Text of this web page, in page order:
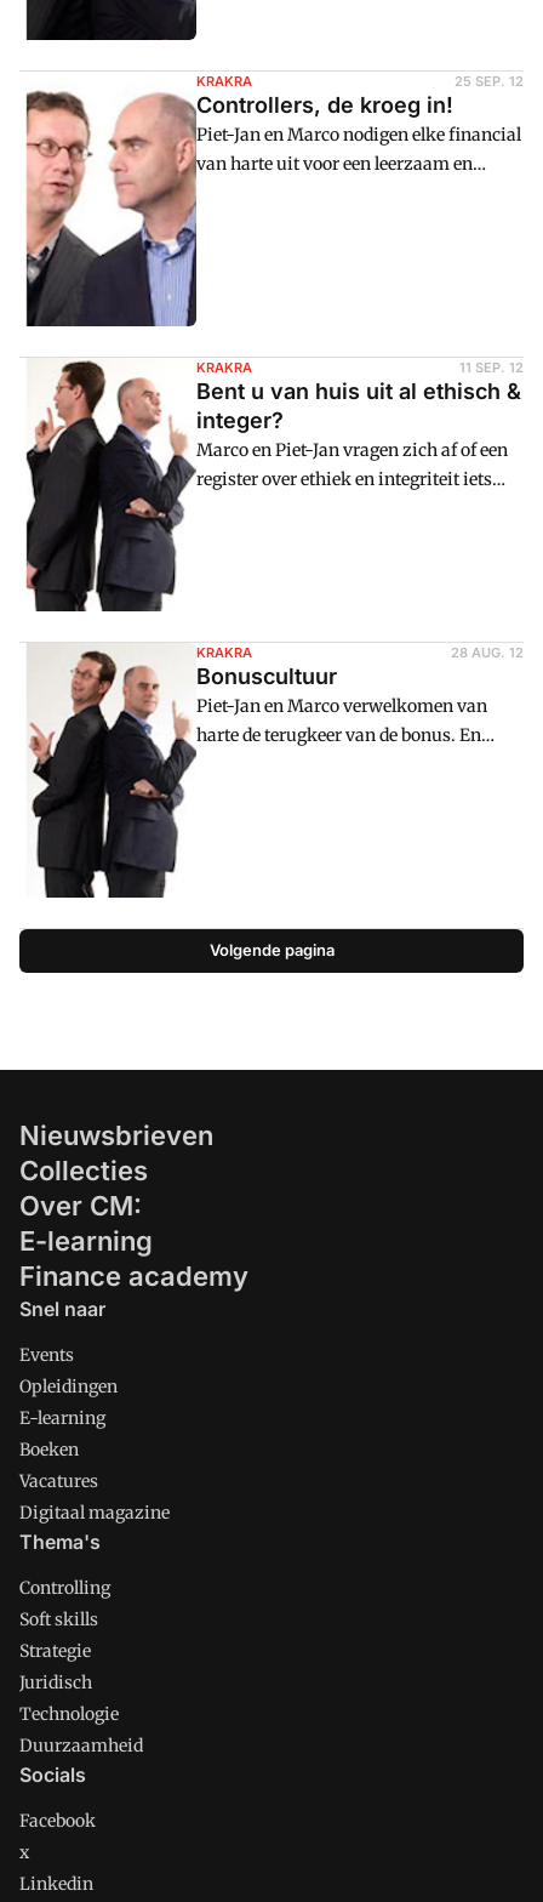
KRAKRA 25 SEP. 12
Controllers, de kroeg in!
Piet-Jan en Marco nodigen elke financial
van harte uit voor een leerzaam en
gezellig cafu00e9bezoek met
vakgenoten: Het Financieel Cafu00e9.
KRAKRA 11 SEP. 12
Bent u van huis uit al ethisch &
integer?
Marco en Piet-Jan vragen zich af of een
register over ethiek en integriteit iets
KRAKRA 28 AUG. 12
Bonuscultuur
Piet-Jan en Marco verwelkomen van
harte de terugkeer van de bonus. En
vertellen wat er echt mis is met het
Volgende pagina
Nieuwsbrieven
Collecties
Over CM:
E-learning
Finance academy
Snel naar
Events
Opleidingen
E-learning
Boeken
Vacatures
Digitaal magazine
Thema's
Controlling
Soft skills
Strategie
Juridisch
Technologie
Duurzaamheid
Socials
Facebook
x
Linkedin